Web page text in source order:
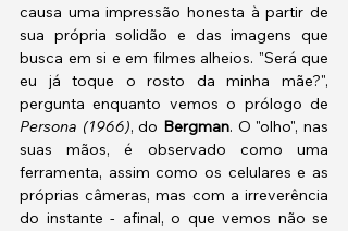
causa uma impressão honesta à partir de
sua própria solidão e das imagens que
busca em si e em filmes alheios. "Será que
eu já toque o rosto da minha mãe?",
Persona (1966), do Bergman. O "olho", nas
suas mãos, é observado como uma
ferramenta, assim como os celulares e as
próprias câmeras, mas com a irreverência
do instante - afinal, o que vemos não se